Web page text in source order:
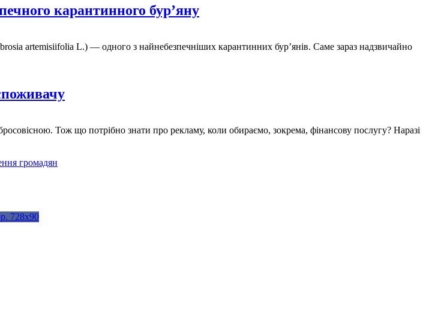
карантинного бур’яну
artemisiifolia L.) — одного з найнебезпечніших карантинних бур’янів. Саме зараз надзвичайно
Тож що потрібно знати про рекламу, коли обираємо, зокрема, фінансову послугу? Наразі
громадян